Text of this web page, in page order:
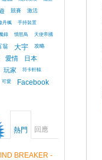
競賽
激活
丹楓
手持裝置
錄 憤怒鳥 天使帝國
翁 大宇 攻略
愛情 日本
玩家 符卡軒轅
可愛 Facebook
熱門 回應
BREAKER -